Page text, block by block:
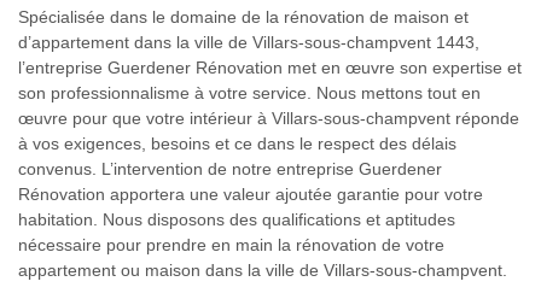
Spécialisée dans le domaine de la rénovation de maison et
d’appartement dans la ville de Villars-sous-champvent 1443,
l’entreprise Guerdener Rénovation met en œuvre son expertise et
son professionnalisme à votre service. Nous mettons tout en
œuvre pour que votre intérieur à Villars-sous-champvent réponde
à vos exigences, besoins et ce dans le respect des délais
convenus. L’intervention de notre entreprise Guerdener
Rénovation apportera une valeur ajoutée garantie pour votre
habitation. Nous disposons des qualifications et aptitudes
nécessaire pour prendre en main la rénovation de votre
appartement ou maison dans la ville de Villars-sous-champvent.